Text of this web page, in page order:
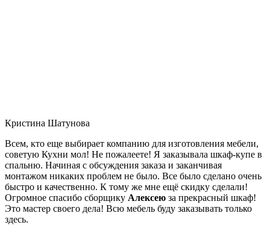
Кристина Шатунова
Всем, кто еще выбирает компанию для изготовления мебели,
советую Кухни мол! Не пожалеете! Я заказывала шкаф-купе в
спальню. Начиная с обсуждения заказа и заканчивая
монтажом никаких проблем не было. Все было сделано очень
быстро и качественно. К тому же мне ещё скидку сделали!
Огромное спасибо сборщику Алексею за прекрасный шкаф!
Это мастер своего дела! Всю мебель буду заказывать только
здесь.